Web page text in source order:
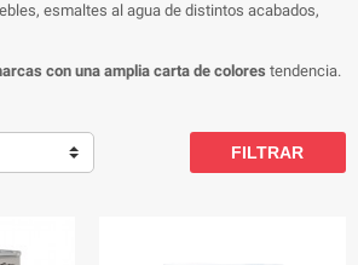
esmaltes al agua de distintos acabados,
con una amplia carta de colores tendencia.
FILTRAR